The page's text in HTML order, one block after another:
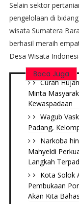
Selain sektor
pengelolaan di
wisata Sumatera
berhasil meraih
Desa Wisata
Baca Juga
Curah
Minta
Kewaspadaan
Wagub
Padang,
Narkoba
Mahyeldi
Langkah
Kota Solok
Pembukaan
Akan Kita